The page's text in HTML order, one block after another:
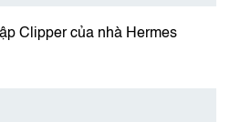
Clipper của nhà Hermes